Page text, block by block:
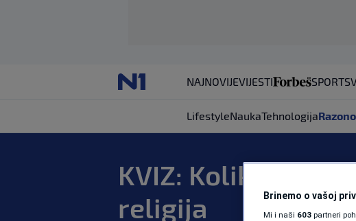
NAJNOVIJEVIJESTI SPORT
LifestyleNaukaTehnologija
KVIZ: Koliko
religija
Brinemo o vašoj
Mi i naši 603 partneri